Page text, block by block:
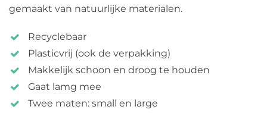
gemaakt van natuurlijke materialen.
Recyclebaar
Plasticvrij (ook de verpakking)
Makkelijk schoon en droog te houden
Gaat lamg mee
Twee maten: small en large